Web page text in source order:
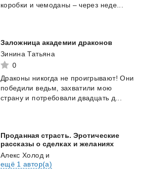
коробки и чемоданы – через неде...
Заложница академии драконов
Зинина Татьяна
0
Драконы никогда не проигрывают! Они
победили ведьм, захватили мою
страну и потребовали двадцать д...
Проданная страсть. Эротические
рассказы о сделках и желаниях
Алекс Холоди
ещё 1 автор(а)